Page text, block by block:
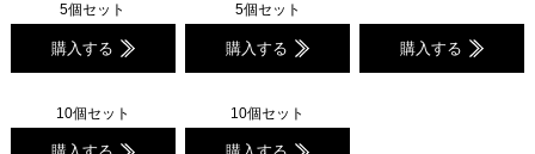
5個セット
購入する
10個セット
5個セット
購入する
10個セット
購入する